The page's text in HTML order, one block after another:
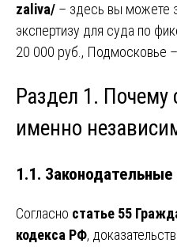
zaliva/ – здесь вы можете
экспертизу для суда по
20 000 руб., Подмосковье
Раздел 1. Почему
именно
1.1.
Согласно статье 55
кодекса РФ,